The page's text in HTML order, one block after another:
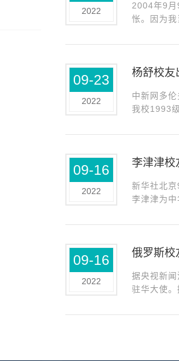
2022
2004年9月
怅。因为
09-23
2022
杨舒校友
中新网多
我校1993
09-16
2022
李津津校
新华社北
李津津为
09-16
2022
俄罗斯校
据央视新
驻华大使